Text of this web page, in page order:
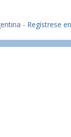
- Regístrese